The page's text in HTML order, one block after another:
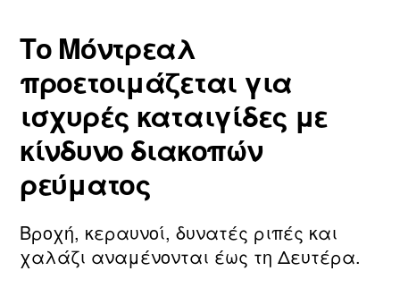
Το Μόντρεαλ
προετοιμάζεται για
ισχυρές καταιγίδες με
κίνδυνο διακοπών
ρεύματος
Βροχή, κεραυνοί, δυνατές ριπές και
χαλάζι αναμένονται έως τη Δευτέρα.